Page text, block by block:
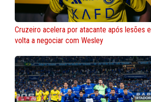
Cruzeiro acelera por atacante após lesões e
volta a negociar com Wesley